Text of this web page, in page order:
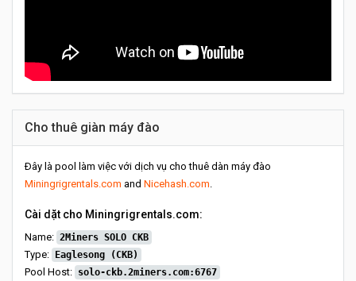
Cho thuê giàn máy đào
Đây là pool làm việc với dịch vụ cho thuê dàn máy đào
Miningrigrentals.com and Nicehash.com.
Cài dặt cho Miningrigrentals.com:
Name: 2Miners SOLO CKB
Type: Eaglesong (CKB)
Pool Host: solo-ckb.2miners.com:6767